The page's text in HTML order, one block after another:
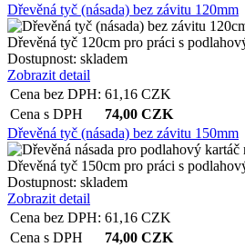
Dřevěná tyč (násada) bez závitu 120mm
Dřevěná tyč 120cm pro práci s
Dostupnost: skladem
Zobrazit detail
Cena bez DPH: 61,16 CZK
Cena s DPH
74,00 CZK
Dřevěná tyč (násada) bez závitu 150mm
Dřevěná tyč 150cm pro práci s
Dostupnost: skladem
Zobrazit detail
Cena bez DPH: 61,16 CZK
Cena s DPH
74,00 CZK